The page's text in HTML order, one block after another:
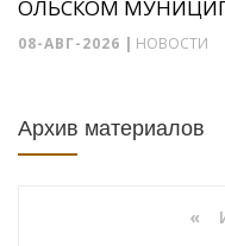
ОЛЬСКОМ
08-АВГ-2026 | НОВОСТИ
Архив материалов
«